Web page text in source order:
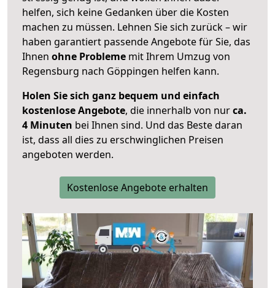
helfen, sich keine Gedanken über die Kosten
machen zu müssen. Lehnen Sie sich zurück – wir
haben garantiert passende Angebote für Sie, das
Ihnen ohne Probleme mit Ihrem Umzug von
Regensburg nach Göppingen helfen kann.
Holen Sie sich ganz bequem und einfach
kostenlose Angebote, die innerhalb von nurca.
4 Minuten bei Ihnen sind. Und das Beste daran
ist, dass all dies zu erschwinglichen Preisen
angeboten werden.
Kostenlose Angebote erhalten